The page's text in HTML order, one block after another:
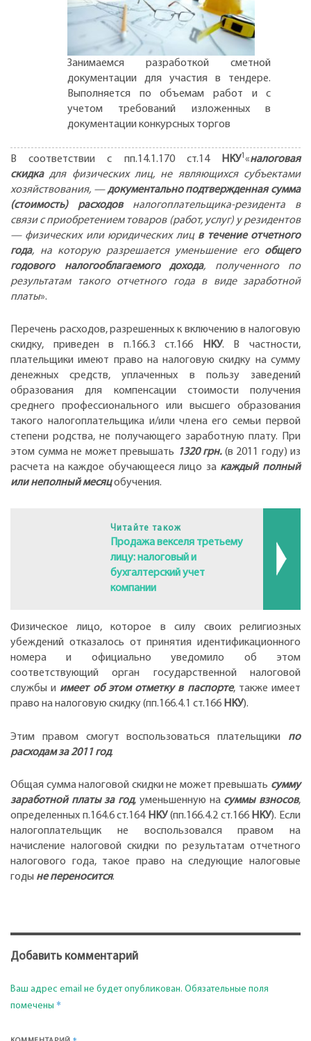
Занимаемся разработкой сметной
документации для участия в тендере.
Выполняется по объемам работ и с
учетом требований изложенных в
документации конкурсных торгов
В соответствии с пп.14.1.170 ст.14 НКУ1 «налоговая
скидкадля физических лиц, не являющихся субъектами
хозяйствования, —документально подтвержденная сумма
(стоимость) расходов налогоплательщика-резидента в
связи с приобретением товаров (работ, услуг) у резидентов
— физических или юридических лиц в течение отчетного
года, на которую разрешается уменьшение его общего
годового налогооблагаемого дохода, полученного по
результатам такого отчетного года в виде заработной
платы».
Перечень расходов, разрешенных к включению в налоговую
скидку, приведен в п.166.3 ст.166 НКУ. В частности,
плательщики имеют право на налоговую скидку на сумму
денежных средств, уплаченных в пользу заведений
образования для компенсации стоимости получения
среднего профессионального или высшего образования
такого налогоплательщика и/или члена его семьи первой
степени родства, не получающего заработную плату. При
этом сумма не может превышать 1320 грн.(в 2011 году) из
расчета на каждое обучающееся лицо за каждый полный
или неполный месяцобучения.
Читайте також
Продажа векселя третьему
лицу: налоговый и
бухгалтерский учет
компании
Физическое лицо, которое в силу своих религиозных
убеждений отказалось от принятия идентификационного
номера и официально уведомило об этом
соответствующий орган государственной налоговой
службы и имеет об этом отметку в паспорте, также имеет
право на налоговую скидку (пп.166.4.1 ст.166 НКУ).
Этим правом смогут воспользоваться плательщики по
расходам за 2011 год.
Общая сумма налоговой скидки не может превышать сумму
заработной платы за год, уменьшенную на суммы взносов,
определенных п.164.6 ст.164 НКУ(пп.166.4.2 ст.166 НКУ). Если
налогоплательщик не воспользовался правом на
начисление налоговой скидки по результатам отчетного
налогового года, такое право на следующие налоговые
годы не переносится.
Добавить комментарий
Ваш адрес email не будет опубликован. Обязательные поля
помечены *